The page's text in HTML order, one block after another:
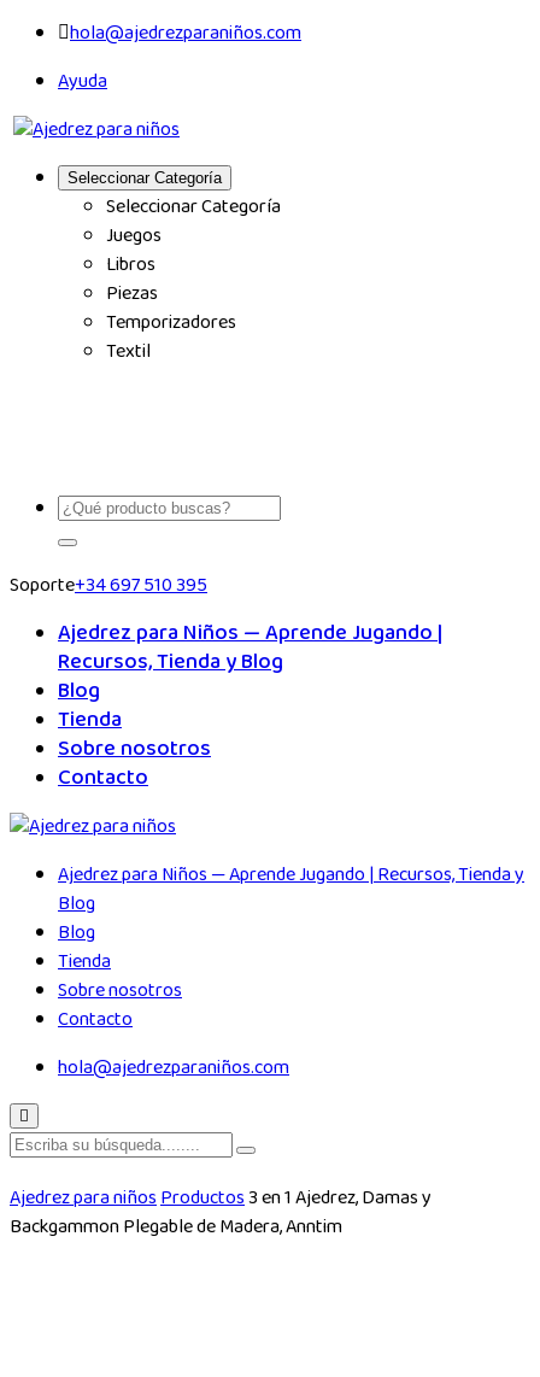
hola@ajedrezparaniños.com
Ayuda
Seleccionar Categoría
Seleccionar Categoría
Juegos
Libros
Piezas
Temporizadores
Textil
Soporte+34 697 510 395
Ajedrez para Niños — Aprende Jugando |
Recursos, Tienda y Blog
Blog
Tienda
Sobre nosotros
Contacto
Ajedrez para Niños — Aprende Jugando | Recursos, Tienda y
Blog
Blog
Tienda
Sobre nosotros
Contacto
hola@ajedrezparaniños.com
Ajedrez para niñosProductos3 en 1 Ajedrez, Damas y
Backgammon Plegable de Madera, Anntim